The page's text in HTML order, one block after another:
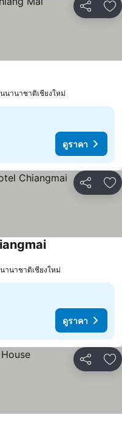
แชร์ เ
นานาชาติเชียงใหม่
ดูราคา
แชร์ เ
านาชาติเชียงใหม่
ดูราคา
แชร์ เ